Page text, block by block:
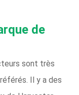
de
sont très
Il y a des